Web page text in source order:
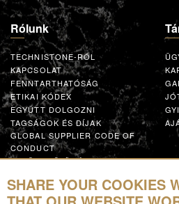
Rólunk
TECHNISTONE-RÓL
KAPCSOLAT
FENNTARTHATÓSÁG
ETIKAI KÓDEX
EGYÜTT DOLGOZNI
TAGSÁGOK ÉS DÍJAK
GLOBAL SUPPLIER CODE OF
CONDUCT
EGYÜTTMŰKÖDÉS
Források
SHARE YOUR COOKIES